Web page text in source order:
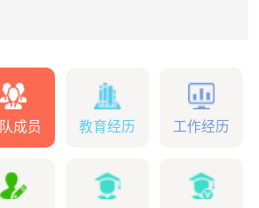
成员 教育经历 工作经历